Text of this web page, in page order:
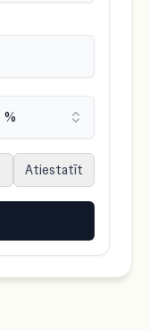
Atiestatīt